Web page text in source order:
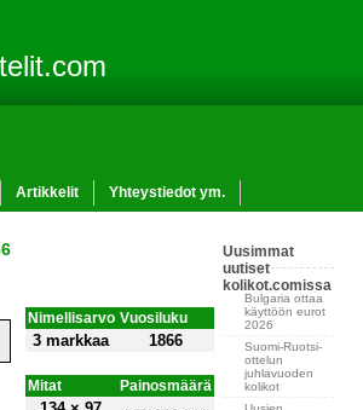
Artikkelit Yhteystiedot ym.
Nimellisarvo Vuosiluku
3 markkaa 1866
Mitat Painosmäärä
Uusimmat
uutiset
kolikot.comissa
Bulgaria ottaa
käyttöön eurot
2026
Suomi-Ruotsi-
ottelun
juhlavuoden
kolikot